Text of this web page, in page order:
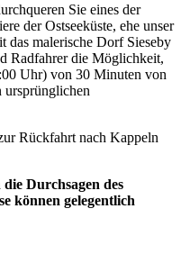
Sie eines der
der Ostseeküste, ehe unser
das malerische Dorf Sieseby
Radfahrer die Möglichkeit,
Uhr) von 30 Minuten von
ursprünglichen
Rückfahrt nach Kappeln
Durchsagen des
können gelegentlich